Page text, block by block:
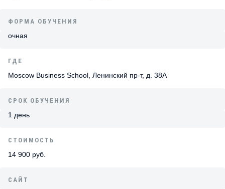
ФОРМА ОБУЧЕНИЯ
очная
ГДЕ
Moscow Business School, Ленинский пр-т, д. 38А
СРОК ОБУЧЕНИЯ
1 день
СТОИМОСТЬ
14 900 руб.
САЙТ